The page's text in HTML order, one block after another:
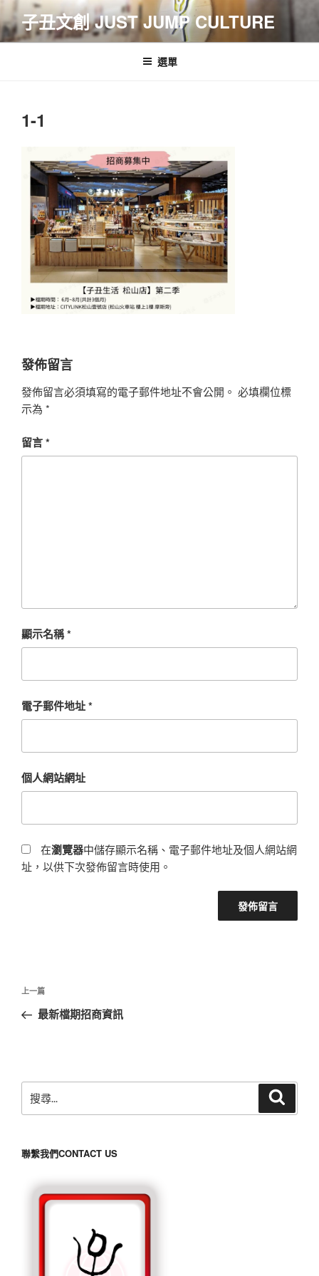
跳
至
主
子丑文創 JUST JUMP CULTURE
選單
1-1
發佈留言
發佈留言必須填寫的電子郵件地址不會公開。 必填欄位標
示為 *
留言*
顯示名稱*
電子郵件地址*
個人網站網址
在瀏覽器中儲存顯示名稱、電子郵件地址及個人網站網
址，以供下次發佈留言時使用。
文
導
上
一
上一篇
最新檔期招商資訊
尋
字:
聯繫我們CONTACT US